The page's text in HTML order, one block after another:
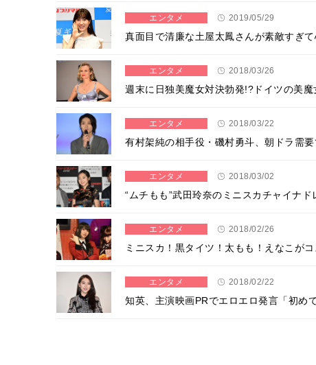
エンタメ 2019/05/29
真面目で清廉な土屋太鳳さんが素敵すぎ
エンタメ 2018/03/26
週末に日独美魔女対決勃発!?ドイツの美
エンタメ 2018/03/22
有村架純の相手役・磯村勇斗、朝ドラ需
エンタメ 2018/03/02
“ムチもも”武田玲奈のミニスカチャイナ
エンタメ 2018/02/26
ミニスカ！黒タイツ！太もも！えなこが
エンタメ 2018/02/22
知英、主演映画PRでエロエロ発言「初め